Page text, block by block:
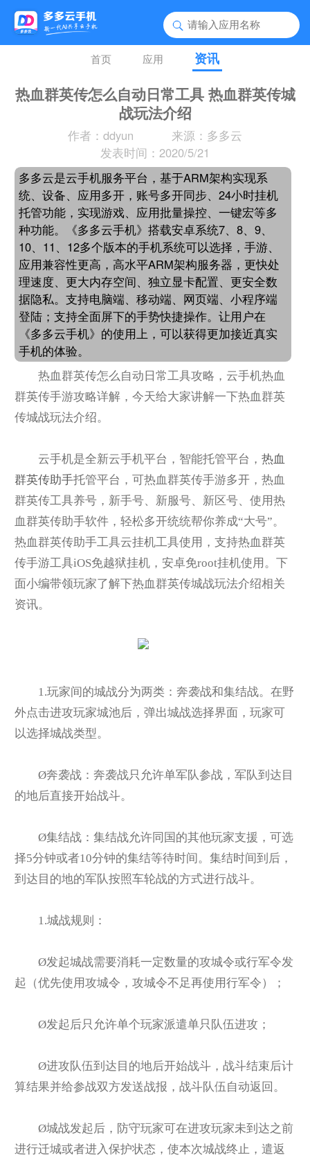
首页 应用 资讯
热血群英传怎么自动日常工具 热血群英传城
战玩法介绍
作者：ddyun
来源：多多云
发表时间：2020/5/21
多多云是云手机服务平台，基于ARM架构实现系
统、设备、应用多开，账号多开同步、24小时挂机
托管功能，实现游戏、应用批量操控、一键宏等多
种功能。《多多云手机》搭载安卓系统7、8、9、
10、11、12多个版本的手机系统可以选择，手游、
应用兼容性更高，高水平ARM架构服务器，更快处
理速度、更大内存空间、独立显卡配置、更安全数
据隐私。支持电脑端、移动端、网页端、小程序端
登陆；支持全面屏下的手势快捷操作。让用户在
《多多云手机》的使用上，可以获得更加接近真实
手机的体验。
热血群英传怎么自动日常工具攻略，云手机热血
群英传手游攻略详解，今天给大家讲解一下热血群英
传城战玩法介绍。
云手机是全新云手机平台，智能托管平台，热血
群英传助手托管平台，可热血群英传手游多开，热血
群英传工具养号，新手号、新服号、新区号、使用热
血群英传助手软件，轻松多开统统帮你养成“大号”。
热血群英传助手工具云挂机工具使用，支持热血群英
传手游工具iOS免越狱挂机，安卓免root挂机使用。下
面小编带领玩家了解下热血群英传城战玩法介绍相关
资讯。
1.玩家间的城战分为两类：奔袭战和集结战。在野
外点击进攻玩家城池后，弹出城战选择界面，玩家可
以选择城战类型。
Ø奔袭战：奔袭战只允许单军队参战，军队到达目
的地后直接开始战斗。
Ø集结战：集结战允许同国的其他玩家支援，可选
择5分钟或者10分钟的集结等待时间。集结时间到后，
到达目的地的军队按照车轮战的方式进行战斗。
1.城战规则：
Ø发起城战需要消耗一定数量的攻城令或行军令发
起（优先使用攻城令，攻城令不足再使用行军令）；
Ø发起后只允许单个玩家派遣单只队伍进攻；
Ø进攻队伍到达目的地后开始战斗，战斗结束后计
算结果并给参战双方发送战报，战斗队伍自动返回。
Ø城战发起后，防守玩家可在进攻玩家未到达之前
进行迁城或者进入保护状态，使本次城战终止，遣返